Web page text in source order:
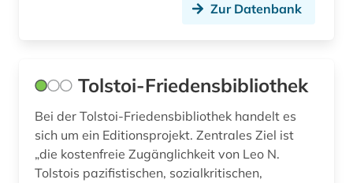
Zur Datenbank
Tolstoi-Friedensbibliothek
Bei der Tolstoi-Friedensbibliothek handelt es
sich um ein Editionsprojekt. Zentrales Ziel ist
„die kostenfreie Zugänglichkeit von Leo N.
Tolstois pazifistischen, sozialkritischen,